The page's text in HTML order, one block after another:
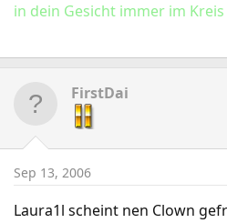
in dein Gesicht immer im Kreis
FirstDai
Sep 13, 2006
Laura1l scheint nen Clown